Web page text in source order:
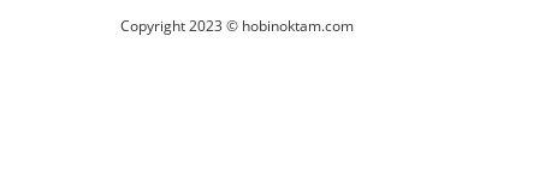
Copyright 2023 © hobinoktam.com